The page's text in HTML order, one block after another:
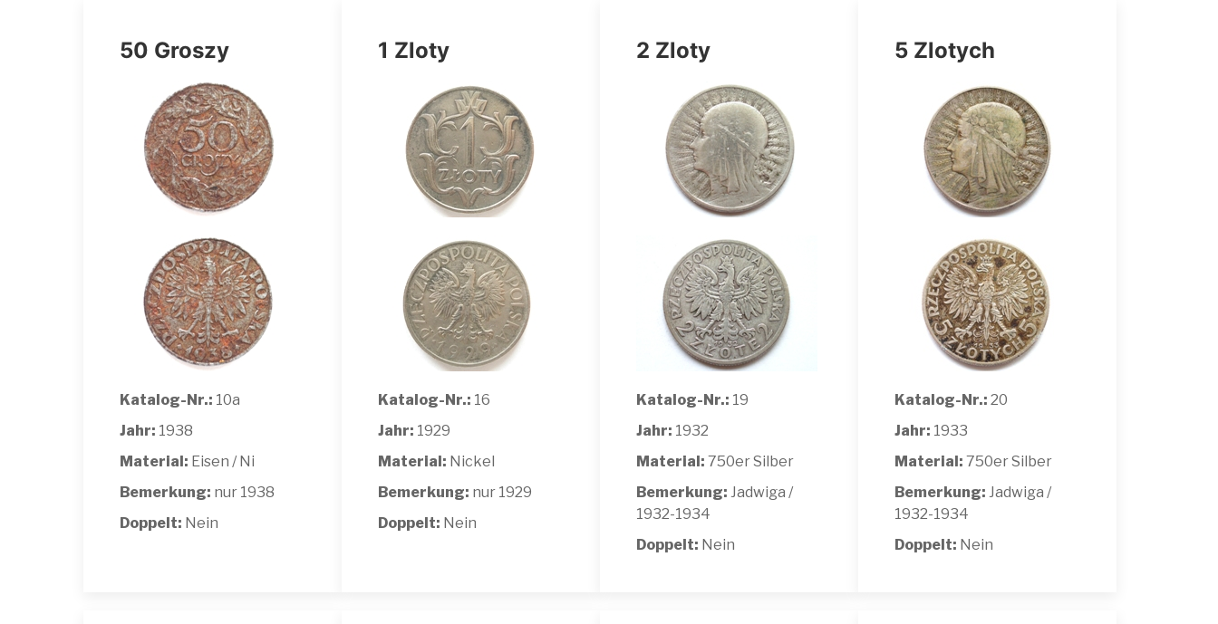
50 Groszy
Katalog-Nr.: 10a
Jahr: 1938
Material: Eisen / Ni
Bemerkung: nur 1938
Doppelt: Nein
1 Zloty
Katalog-Nr.: 16
Jahr: 1929
Material: Nickel
Bemerkung: nur 1929
Doppelt: Nein
2 Zloty
Katalog-Nr.: 19
Jahr: 1932
Material: 750er Silber
Bemerkung: Jadwiga /
1932-1934
Doppelt: Nein
5 Zlotych
Katalog-Nr.: 20
Jahr: 1933
Material: 750er Silber
Bemerkung: Jadwiga /
1932-1934
Doppelt: Nein